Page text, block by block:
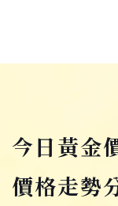
今日黃金
價格走勢